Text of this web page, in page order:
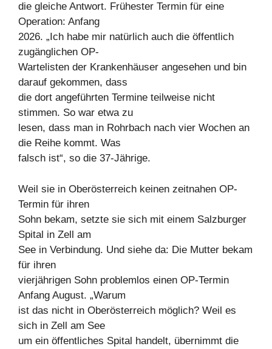
die gleiche Antwort. Frühester Termin für eine
Operation: Anfang
2026. „Ich habe mir natürlich auch die öffentlich
zugänglichen OP-
Wartelisten der Krankenhäuser angesehen und bin
darauf gekommen, dass
die dort angeführten Termine teilweise nicht
stimmen. So war etwa zu
lesen, dass man in Rohrbach nach vier Wochen an
die Reihe kommt. Was
falsch ist“, so die 37-Jährige.
Weil sie in Oberösterreich keinen zeitnahen OP-
Termin für ihren
Sohn bekam, setzte sie sich mit einem Salzburger
Spital in Zell am
See in Verbindung. Und siehe da: Die Mutter bekam
für ihren
vierjährigen Sohn problemlos einen OP-Termin
Anfang August. „Warum
ist das nicht in Oberösterreich möglich? Weil es
sich in Zell am See
um ein öffentliches Spital handelt, übernimmt die